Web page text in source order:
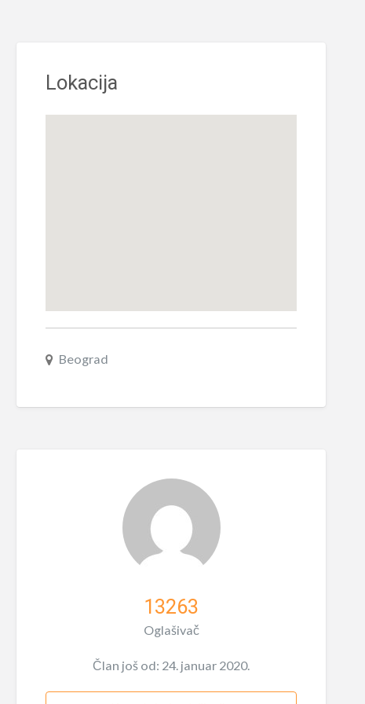
Lokacija
Beograd
13263
Oglašivač
Član još od: 24. januar 2020.